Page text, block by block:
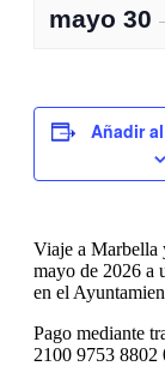
mayo 30
Añadir
Viaje a Marbella
mayo de 2026 a
en el
Pago mediante
2100 9753 8802